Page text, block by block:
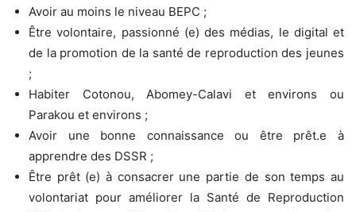
Avoir au moins le niveau BEPC ;
Être volontaire, passionné (e) des médias, le digital et
de la promotion de la santé de reproduction des jeunes
;
Habiter Cotonou, Abomey-Calavi et environs ou
Parakou et environs ;
Avoir une bonne connaissance ou être prêt.e à
apprendre des DSSR ;
Être prêt (e) à consacrer une partie de son temps au
volontariat pour améliorer la Santé de Reproduction